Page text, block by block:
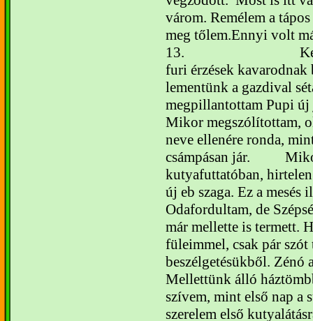
várom. Remélem a
meg tőlem.Ennyi volt
13.
furi érzések kavarodnak
lementünk a gazdival
megpillantottam Pupi új
Mikor megszólítottam,
neve ellenére ronda,
csámpásan jár.
kutyafuttatóban,
új eb szaga. Ez a mesés
Odafordultam, de
már mellette is termett.
füleimmel, csak pár
beszélgetésükből. Zénó
Mellettünk álló
szívem, mint első nap a
szerelem első